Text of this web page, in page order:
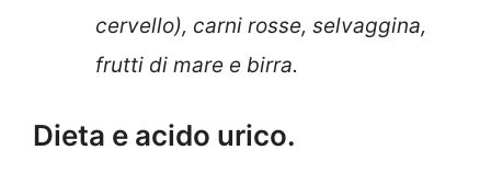
cervello), carni rosse, selvaggina,
frutti di mare e birra.
Dieta e acido urico.